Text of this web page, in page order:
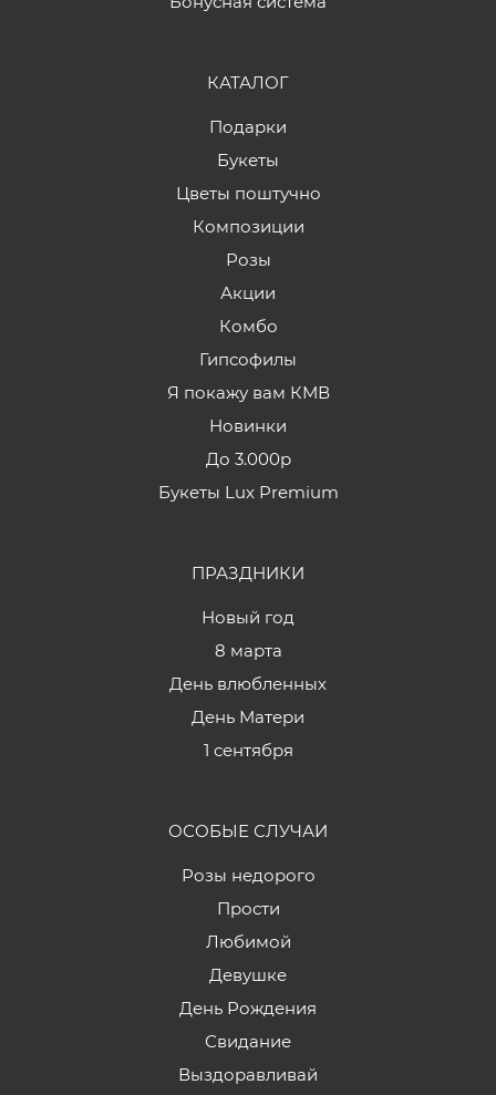
КАТАЛОГ
Подарки
Букеты
Цветы поштучно
Композиции
Розы
Акции
Комбо
Гипсофилы
Я покажу вам КМВ
Новинки
До 3.000р
Букеты Lux Premium
ПРАЗДНИКИ
Новый год
8 марта
День влюбленных
День Матери
1 сентября
ОСОБЫЕ СЛУЧАИ
Розы недорого
Прости
Любимой
Девушке
День Рождения
Свидание
Выздоравливай